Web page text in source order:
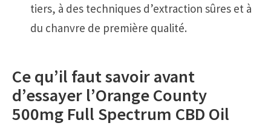
tiers, à des techniques d’extraction sûres et à
du chanvre de première qualité.
Ce qu’il faut savoir avant
d’essayer l’Orange County
500mg Full Spectrum CBD Oil